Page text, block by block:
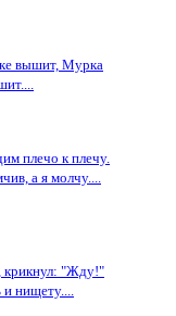
вышит, Мурка
плечо к плечу.
а я молчу....
крикнул: "Жду!"
и нищету....